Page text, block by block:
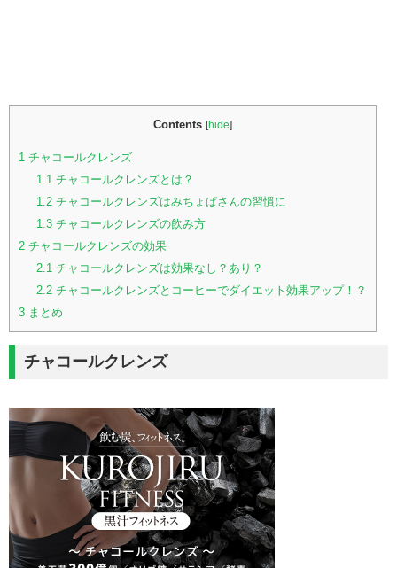
Contents [hide]
1 チャコールクレンズ
1.1 チャコールクレンズとは？
1.2チャコールクレンズはみちょぱさんの習慣に
1.3チャコールクレンズの飲み方
2 チャコールクレンズの効果
2.1 チャコールクレンズは効果なし？あり？
2.2チャコールクレンズとコーヒーでダイエット効果アップ！？
3 まとめ
チャコールクレンズ